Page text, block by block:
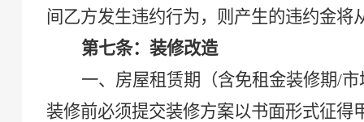
间乙方发生违约行为，则产生的违约金将
第七条：装修改造
一、房屋租赁期 （含免租金装修期/市
装修前必须提交装修方案以书面形式征得